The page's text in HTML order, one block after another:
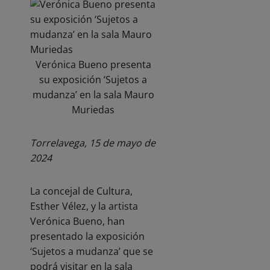
Verónica Bueno presenta
su exposición ‘Sujetos a
mudanza’ en la sala Mauro
Muriedas
Torrelavega, 15 de mayo de
2024
La concejal de Cultura,
Esther Vélez, y la artista
Verónica Bueno, han
presentado la exposición
‘Sujetos a mudanza’ que se
podrá visitar en la sala